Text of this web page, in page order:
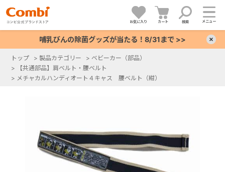
お気に入り カート 検索 メニュー
哺乳びんの除菌グッズが当たる！8/31まで >>
トップ > 製品カテゴリー > ベビーカー（部品）
>
【共通部品】肩ベルト・腰ベルト
> メチャカルハンディオート４キャス 腰ベルト（紺）